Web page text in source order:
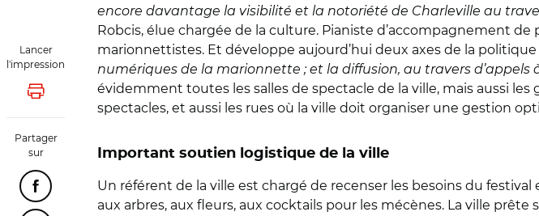
Lancer
l'impression
Lancer l'impression
Partager
sur
Partager cette page sur Facebook
encore davantage la visibilité et la notoriété de Charleville au
Robcis, élue chargée de la culture. Pianiste d’accompagnement
marionnettistes. Et développe aujourd’hui deux axes de la
numériques de la marionnette ; et la diffusion, au travers d’appels
évidemment toutes les salles de spectacle de la ville, mais aussi
spectacles, et aussi les rues où la ville doit organiser une gestion
Important soutien logistique de la ville
Un référent de la ville est chargé de recenser les besoins du
aux arbres, aux fleurs, aux cocktails pour les mécènes. La ville